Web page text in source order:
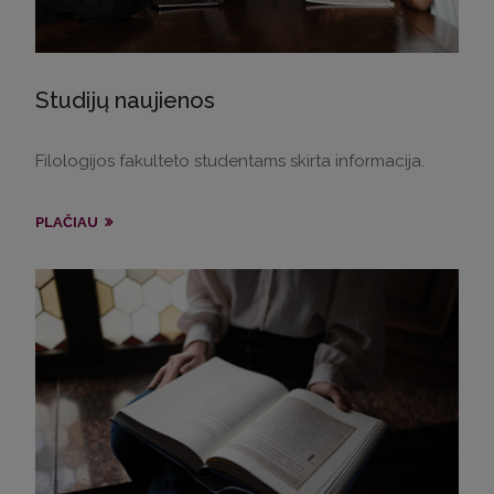
Studijų naujienos
Filologijos fakulteto studentams skirta informacija.
PLAČIAU